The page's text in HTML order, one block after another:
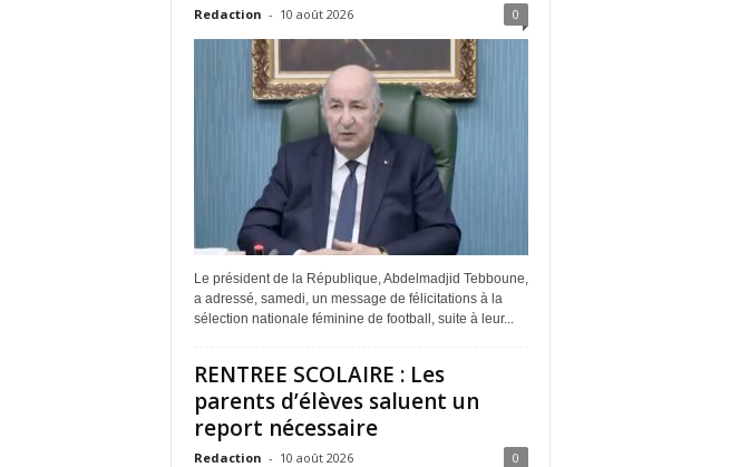
Redaction - 10 août 2026 0
Le président de la République, Abdelmadjid Tebboune,
a adressé, samedi, un message de félicitations à la
sélection nationale féminine de football, suite à leur...
RENTREE SCOLAIRE : Les
parents d’élèves saluent un
report nécessaire
Redaction - 10 août 2026 0